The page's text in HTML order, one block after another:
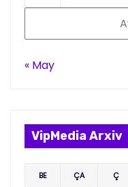
« May
VipMedia Arxiv
BE ÇA Ç